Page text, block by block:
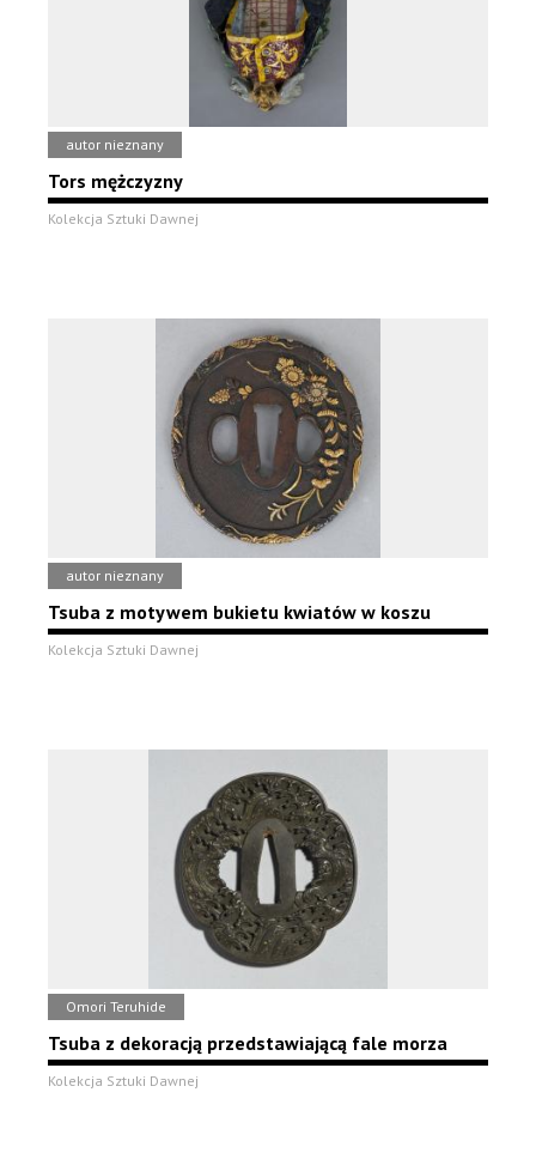
autor nieznany
Tors mężczyzny
Kolekcja Sztuki Dawnej
autor nieznany
Tsuba z motywem bukietu kwiatów w koszu
Kolekcja Sztuki Dawnej
Omori Teruhide
Tsuba z dekoracją przedstawiającą fale morza
Kolekcja Sztuki Dawnej